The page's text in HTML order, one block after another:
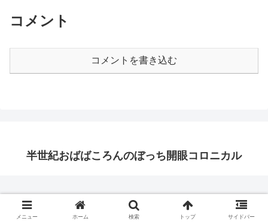
コメント
コメントを書き込む
半世紀おばばころんのぼっち開眼コロニカル
メニュー ホーム 検索 トップ サイドバー